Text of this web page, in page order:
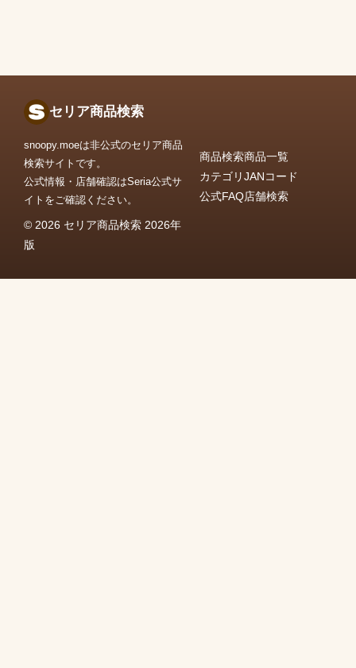
セリア商品検索
snoopy.moeは非公式のセリア商品
検索サイトです。
公式情報・店舗確認はSeria公式サ
イトをご確認ください。
© 2026 セリア商品検索 2026年
版
商品検索商品一覧
カテゴリJANコード
公式FAQ店舗検索